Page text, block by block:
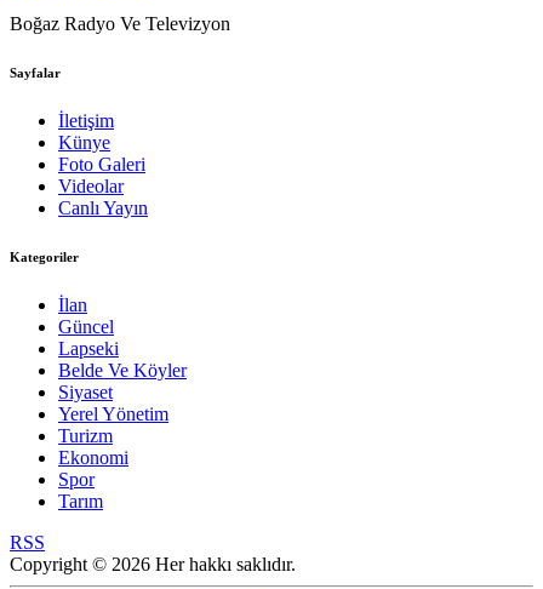
Boğaz Radyo Ve Televizyon
Sayfalar
İletişim
Künye
Foto Galeri
Videolar
Canlı Yayın
Kategoriler
İlan
Güncel
Lapseki
Belde Ve Köyler
Siyaset
Yerel Yönetim
Turizm
Ekonomi
Spor
Tarım
RSS
Copyright © 2026 Her hakkı saklıdır.